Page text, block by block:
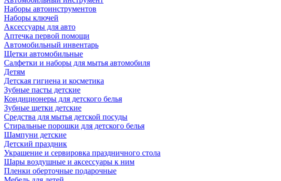
Наборы автоинструментов
Наборы ключей
Аксессуары для авто
Аптечка первой помощи
Автомобильный инвентарь
Щетки автомобильные
Салфетки и наборы для мытья автомобиля
Детям
Детская гигиена и косметика
Зубные пасты детские
Кондиционеры для детского белья
Зубные щетки детские
Средства для мытья детской посуды
Стиральные порошки для детского белья
Шампуни детские
Детский праздник
Украшение и сервировка праздничного стола
Шары воздушные и аксессуары к ним
Пленки оберточные подарочные